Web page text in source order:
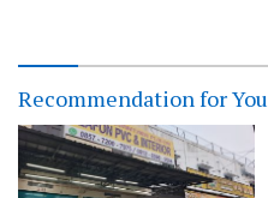
Recommendation for You